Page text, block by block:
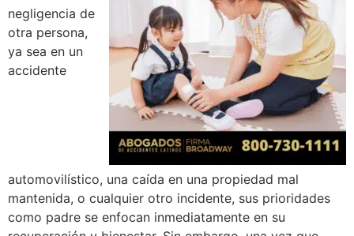
negligencia de
otra persona,
ya sea en un
accidente
automovilístico, una caída en una propiedad mal
mantenida, o cualquier otro incidente, sus prioridades
como padre se enfocan inmediatamente en su